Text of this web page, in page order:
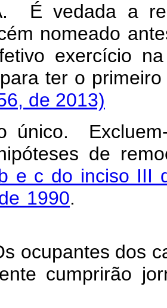
É vedada a
nomeado
exercício
para ter o
de 2013)
único.
de
e c do inciso III
1990
ocupantes dos
cumprirão